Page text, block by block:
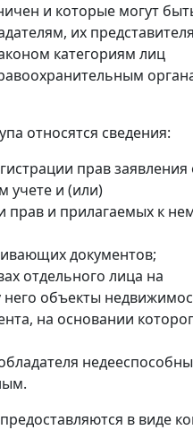
и которые могут
их
категориям лиц
относятся сведения:
прав заявления
учете и (или)
прав и прилагаемых к
документов;
отдельного лица на
объекты
на основании
в виде